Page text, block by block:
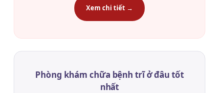
Xem chi tiết →
Phòng khám chữa bệnh trĩ ở đâu tốt
nhất